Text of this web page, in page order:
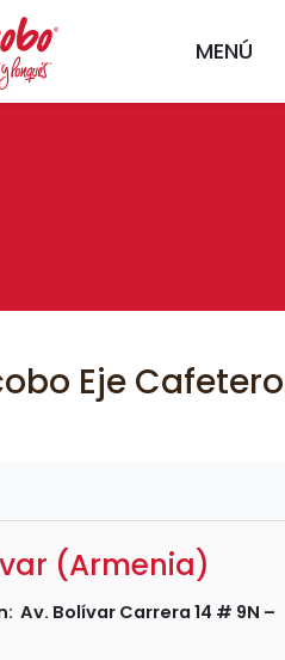
MENÚ
Eje
(Armenia)
Av. Bolívar Carrera 14 # 9N –